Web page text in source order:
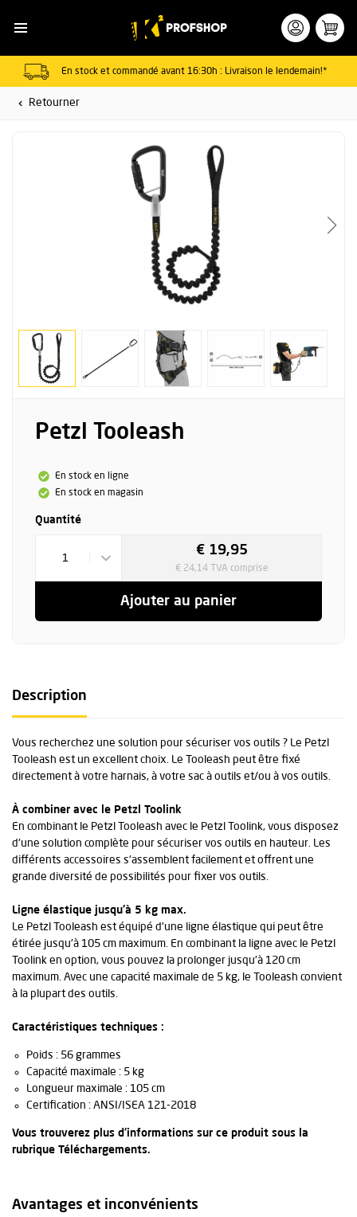
En stock et commandé avant 16:30h : Livraison le lendemain!*
Retourner
Petzl Tooleash
En stock en ligne
En stock en magasin
Quantité
1
€ 19,95
€ 24,14 TVA comprise
Ajouter au panier
Description
Vous recherchez une solution pour sécuriser vos outils ? Le Petzl
Tooleash est un excellent choix. Le Tooleash peut être fixé
directement à votre harnais, à votre sac à outils et/ou à vos outils.
À combiner avec le Petzl Toolink
En combinant le Petzl Tooleash avec le Petzl Toolink, vous disposez
d'une solution complète pour sécuriser vos outils en hauteur. Les
différents accessoires s'assemblent facilement et offrent une
grande diversité de possibilités pour fixer vos outils.
Ligne élastique jusqu'à 5 kg max.
Le Petzl Tooleash est équipé d'une ligne élastique qui peut être
étirée jusqu'à 105 cm maximum. En combinant la ligne avec le Petzl
Toolink en option, vous pouvez la prolonger jusqu'à 120 cm
maximum. Avec une capacité maximale de 5 kg, le Tooleash convient
à la plupart des outils.
Caractéristiques techniques :
Poids : 56 grammes
Capacité maximale : 5 kg
Longueur maximale : 105 cm
Certification : ANSI/ISEA 121-2018
Vous trouverez plus d'informations sur ce produit sous la
rubrique Téléchargements.
Avantages et inconvénients